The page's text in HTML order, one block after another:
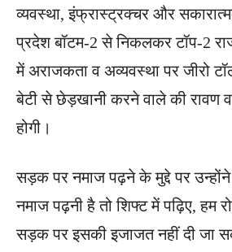
व्यवस्था, इंफ्रास्ट्रक्चर और
प्रदेश बॉटम-2 से निकलकर टॉप-2
में अराजकता व अव्यवस्था पर जीरो
बेटी से छेड़खानी करने वाले की रावण व
होगी।
सड़क पर नमाज पढ़ने के मुद्दे पर
नमाज पढ़नी है तो शिफ्ट में पढ़िए, हम
सड़क पर इसकी इजाजत नहीं दी जा